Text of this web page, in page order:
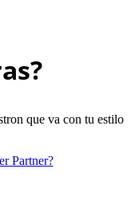
que va con tu estilo
Partner?